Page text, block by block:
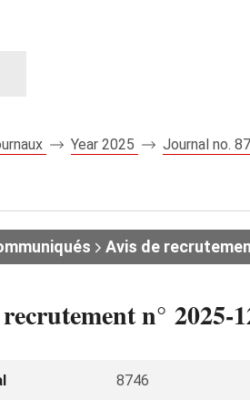
Year 2025 Journal no.
Avis de
n° 2025-
8746